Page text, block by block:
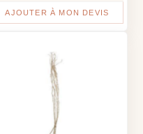
AJOUTER À MON DEVIS